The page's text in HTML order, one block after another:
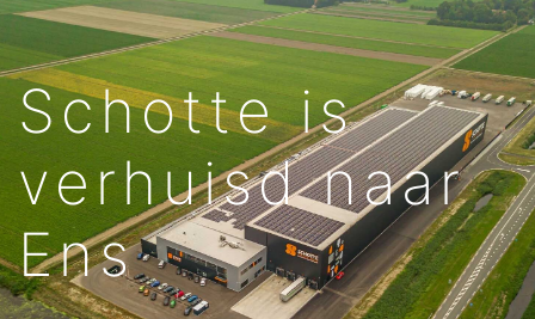
Schotte is
verhuisd naar
Ens